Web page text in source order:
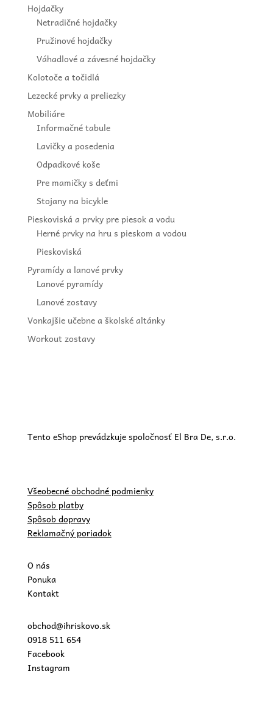
Hojdačky
Netradičné hojdačky
Pružinové hojdačky
Váhadlové a závesné hojdačky
Kolotoče a točidlá
Lezecké prvky a preliezky
Mobiliáre
Informačné tabule
Lavičky a posedenia
Odpadkové koše
Pre mamičky s deťmi
Stojany na bicykle
Pieskoviská a prvky pre piesok a vodu
Herné prvky na hru s pieskom a vodou
Pieskoviská
Pyramídy a lanové prvky
Lanové pyramídy
Lanové zostavy
Vonkajšie učebne a školské altánky
Workout zostavy
Tento eShop prevádzkuje spoločnosť El Bra De, s.r.o.
Všeobecné obchodné podmienky
Spôsob platby
Spôsob dopravy
Reklamačný poriadok
O nás
Ponuka
Kontakt
obchod@ihriskovo.sk
0918 511 654
Facebook
Instagram